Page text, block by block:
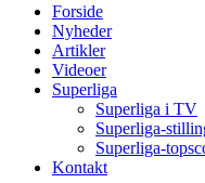
Forside
Nyheder
Artikler
Videoer
Superliga
Superliga i TV
Superliga-
Superliga-
Kontakt